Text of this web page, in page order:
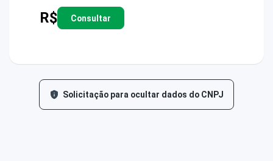
R$ Consultar
Solicitação para ocultar dados do CNPJ